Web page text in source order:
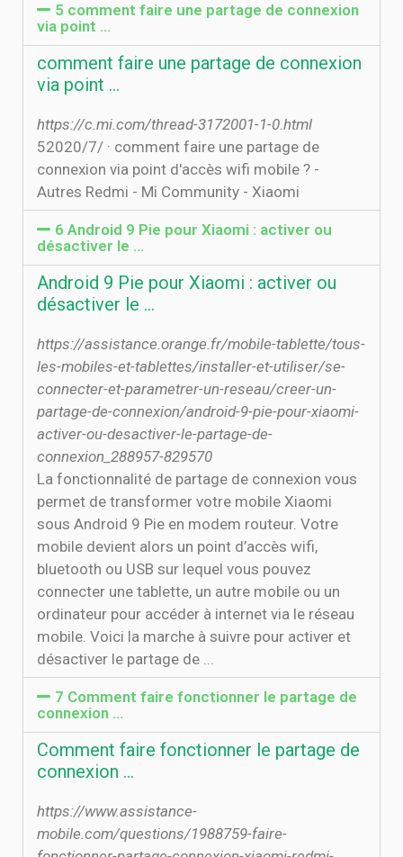
5 comment faire une partage de connexion
via point …
comment faire une partage de connexion
via point …
https://c.mi.com/thread-3172001-1-0.html
5‏‏/7‏‏/2020 · comment faire une partage de
connexion via point d'accès wifi mobile ? -
Autres Redmi - Mi Community - Xiaomi
6 Android 9 Pie pour Xiaomi : activer ou
désactiver le ...
Android 9 Pie pour Xiaomi : activer ou
désactiver le ...
https://assistance.orange.fr/mobile-tablette/tous-
les-mobiles-et-tablettes/installer-et-utiliser/se-
connecter-et-parametrer-un-reseau/creer-un-
partage-de-connexion/android-9-pie-pour-xiaomi-
activer-ou-desactiver-le-partage-de-
connexion_288957-829570
La fonctionnalité de partage de connexion vous
permet de transformer votre mobile Xiaomi
sous Android 9 Pie en modem routeur. Votre
mobile devient alors un point d’accès wifi,
bluetooth ou USB sur lequel vous pouvez
connecter une tablette, un autre mobile ou un
ordinateur pour accéder à internet via le réseau
mobile. Voici la marche à suivre pour activer et
désactiver le partage de ...
7 Comment faire fonctionner le partage de
connexion …
Comment faire fonctionner le partage de
connexion …
https://www.assistance-
mobile.com/questions/1988759-faire-